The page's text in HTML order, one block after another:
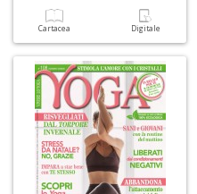
Cartacea Digitale